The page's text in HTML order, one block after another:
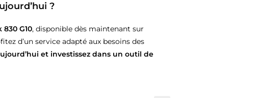
?
830 G10, disponible dès maintenant sur
d’un service adapté aux besoins des
et investissez dans un outil de